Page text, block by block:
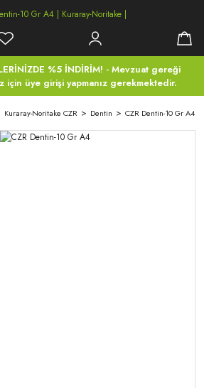
%5 İNDİRİM! - Mevzuat gereği
için üye girişi yapmanız gerekmektedir.
Kuraray-Noritake CZR Dentin CZR Dentin-10 Gr A4